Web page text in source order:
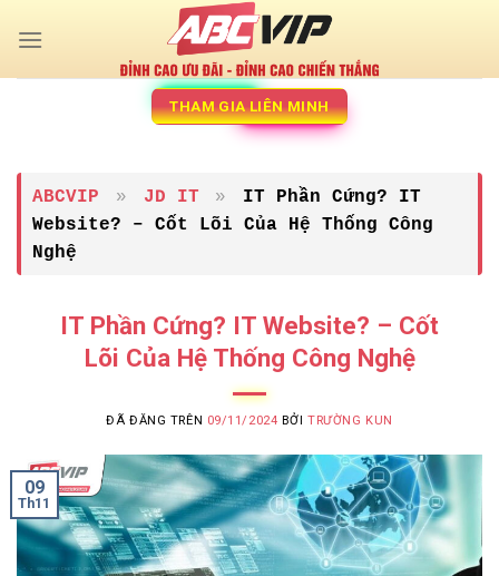
đến
THAM GIA LIÊN MINH
ABCVIP » JD IT »
IT Phần Cứng? IT
Website? – Cốt Lõi Của Hệ Thống Công
Nghệ
IT Phần Cứng? IT Website? – Cốt
Lõi Của Hệ Thống Công Nghệ
ĐÃ ĐĂNG TRÊN 09/11/2024 BỞITRƯỜNG KUN
09
Th11